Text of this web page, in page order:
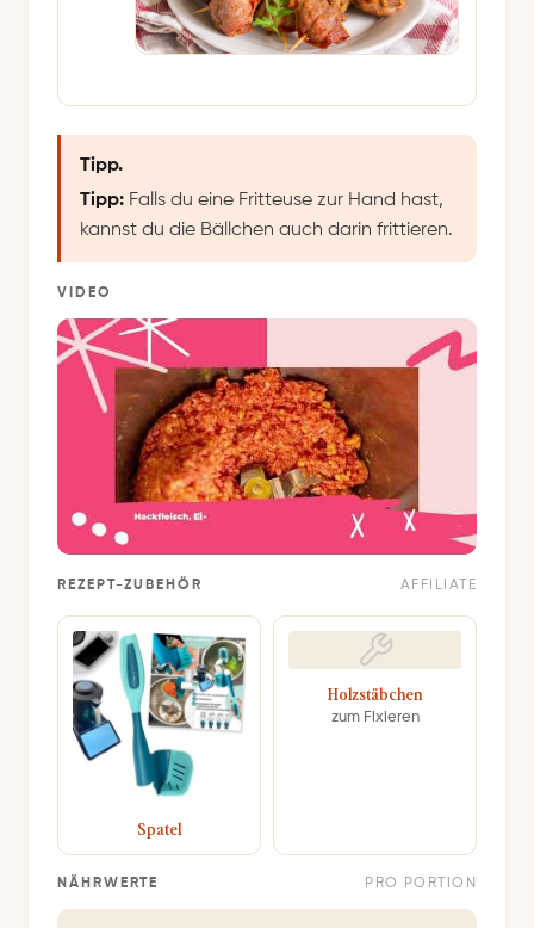
Tipp.
Tipp: Falls du eine Fritteuse zur Hand hast,
kannst du die Bällchen auch darin frittieren.
VIDEO
REZEPT-ZUBEHÖR AFFILIATE
Spatel
Holzstäbchen
zum Fixieren
NÄHRWERTE PRO PORTION